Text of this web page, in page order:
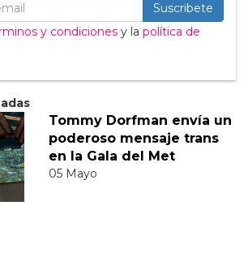
Suscribete
y condiciones y la política de
Tommy Dorfman envía un
poderoso mensaje trans
en la Gala del Met
05 Mayo